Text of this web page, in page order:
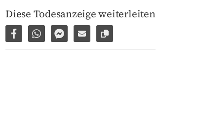
Diese Todesanzeige weiterleiten
Auf Facebook teilen
Per WhatsApp weiterleiten
Per Facebook Messenger weiterleiten
Per E-Mail versenden
Link zur Seite kopieren